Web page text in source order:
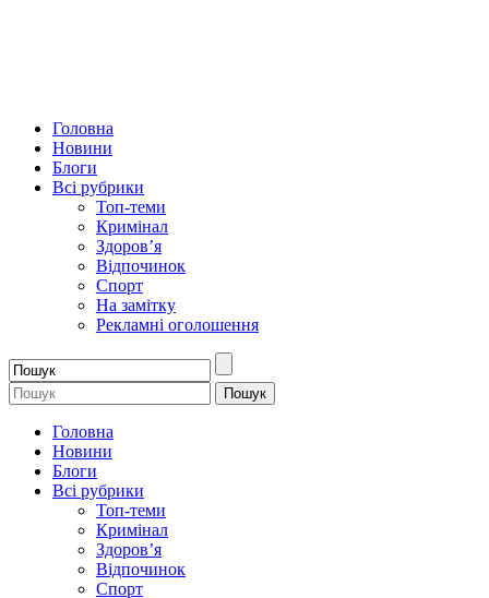
Головна
Новини
Блоги
Всі рубрики
Топ-теми
Кримінал
Здоров’я
Відпочинок
Спорт
На замітку
Рекламні оголошення
Головна
Новини
Блоги
Всі рубрики
Топ-теми
Кримінал
Здоров’я
Відпочинок
Спорт